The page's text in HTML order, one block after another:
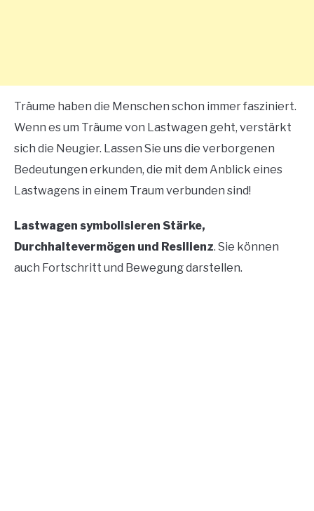
Träume haben die Menschen schon immer fasziniert.
Wenn es um Träume von Lastwagen geht, verstärkt
sich die Neugier. Lassen Sie uns die verborgenen
Bedeutungen erkunden, die mit dem Anblick eines
Lastwagens in einem Traum verbunden sind!
Lastwagen symbolisieren Stärke,
Durchhaltevermögen und Resilienz. Sie können
auch Fortschritt und Bewegung darstellen.